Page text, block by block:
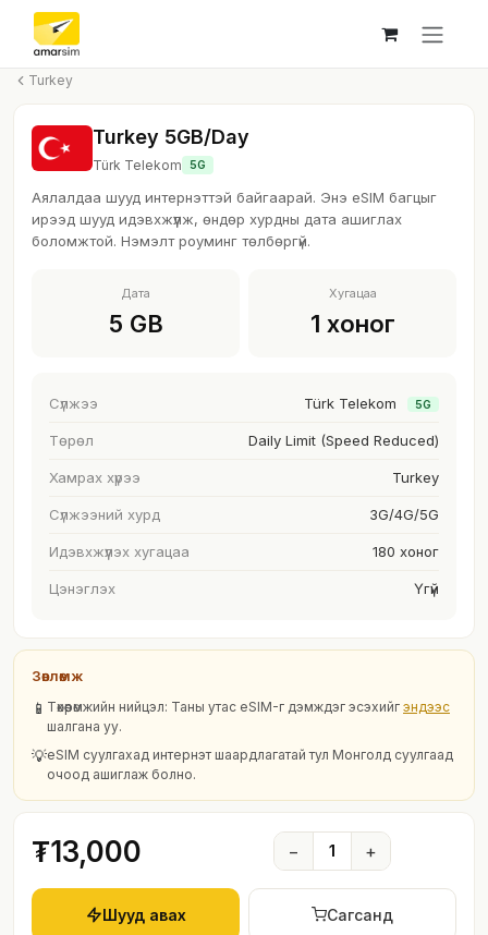
Skip to Content
Turkey
Turkey 5GB/Day
Türk Telekom 5G
Аялалдаа шууд интернэттэй байгаарай. Энэ eSIM багцыг
ирээд шууд идэвхжүүлж, өндөр хурдны дата ашиглах
боломжтой. Нэмэлт роуминг төлбөргүй.
Дата
5 GB
Хугацаа
1 хоног
Сүлжээ Türk Telekom 5G
Төрөл Daily Limit (Speed Reduced)
Хамрах хүрээ Turkey
Сүлжээний хурд 3G/4G/5G
Идэвхжүүлэх хугацаа 180 хоног
Цэнэглэх Үгүй
Зөвлөмж
📱 Төхөөрөмжийн нийцэл: Таны утас eSIM-г дэмждэг эсэхийг эндээс
шалгана уу.
💡eSIM суулгахад интернэт шаардлагатай тул Монголд суулгаад
очоод ашиглаж болно.
₮13,000 − 1 +
Шууд авах Сагсанд